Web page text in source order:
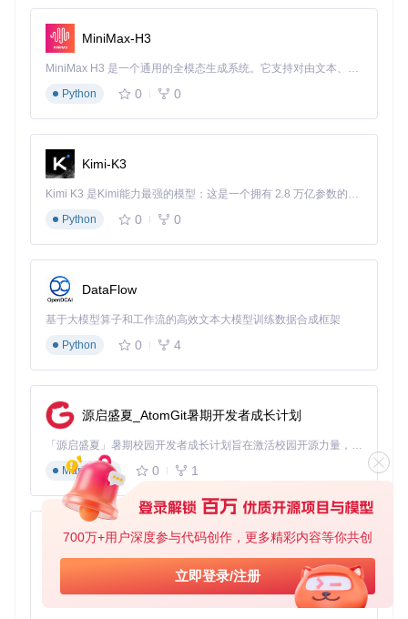
700万+用户深度参与代码创作，更多精彩内容等你共创
立即登录/注册
MiniMax-H3
MiniMax H3 是一个通用的全模态生成系统。它支持对由文本、图像、视频和音频组成的多模态上下文进行统一理解，并能生成分辨率高达 2K、时长可达 15 秒的带原生立体声音频的视频。得益于面向任务泛化的系统设计，H3 在预训练阶段就已具备广泛的多模态上下文理解与生成能力，能够出色地执行复杂的多模态指令。
Python
0 0
Kimi-K3
Kimi K3 是Kimi能力最强的模型：这是一个拥有 2.8 万亿参数的混合专家（MoE）模型，具备原生视觉理解能力，并支持 100 万 token 的上下文窗口。
Python
0 0
DataFlow
基于大模型算子和工作流的高效文本大模型训练数据合成框架
Python
0 4
源启盛夏_AtomGit暑期开发者成长计划
「源启盛夏」暑期校园开发者成长计划旨在激活校园开源力量，通过积分激励、认证扶持、资源倾斜等形式，引导高校组织和开发者完成「入驻 — 建项目 — 做贡献 — 获认证 — 得资源」的完整闭环。无论你是想带领社团入驻平台的组织者，还是希望用代码贡献证明自己的开发者，都能在这里找到属于你的成长路径。
Markdown
0 1
py-xiaozhi
基于Python的Xiaozhi AI，适用于想要完整Xiaozhi体验而无需拥有专用硬件的用户。
Python
0 1